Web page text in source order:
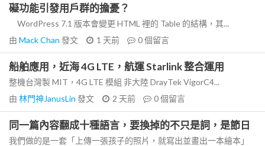
礙功能引發用戶群的擔憂？
WordPress 7.1 版本會變更 HTML 裡的 Table 的結構，其...
由 Mack Chan 發文 1 天前 0個留言
船舶應用，近海 4G LTE，航運 Starlink 整合運用
整機台灣製 MIT，4G LTE 模組 非大陸 DrayTek VigorC4...
由 林門神JanusLin 發文 2 天前 0個留言
同一篇內容翻成十種語言，要換掉的不只是詞，是節日
我們做的是一套「上傳一張孩子的照片，就寫出並畫出一本繪本」